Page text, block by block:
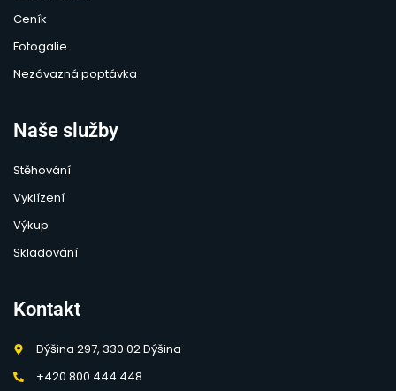
Ceník
Fotogalie
Nezávazná poptávka
Naše služby
Stěhování
Vyklízení
Výkup
Skladování
Kontakt
Dýšina 297, 330 02 Dýšina
+420 800 444 448